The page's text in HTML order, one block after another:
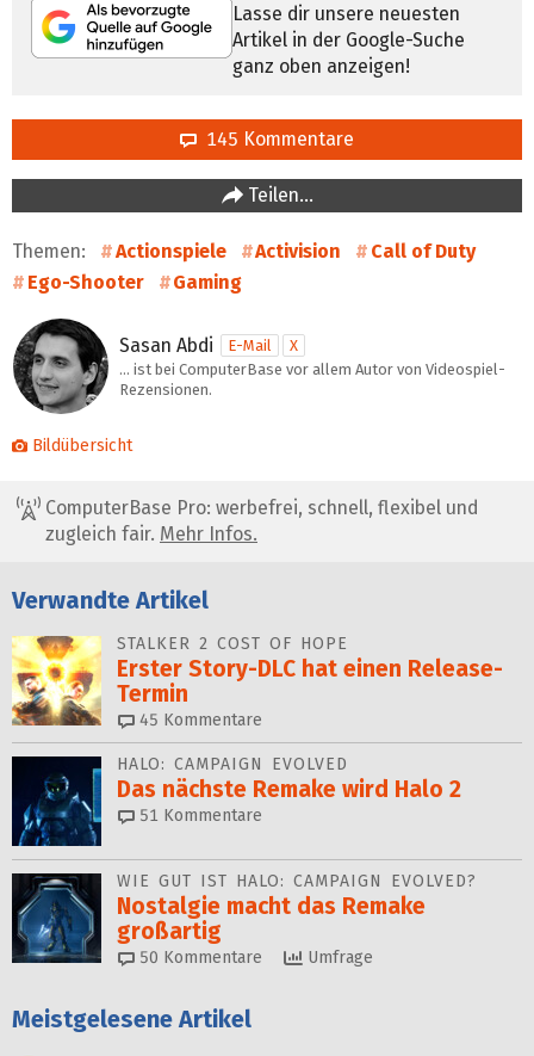
Lasse dir unsere neuesten
Artikel in der Google-Suche
ganz oben anzeigen!
145 Kommentare
Teilen…
Themen: Actionspiele Activision
Call of Duty
Ego-Shooter
Gaming
Sasan Abdi E-Mail
X
… ist bei ComputerBase vor allem Autor von Videospiel-
Rezensionen.
Bildübersicht
ComputerBase Pro: werbefrei, schnell, flexibel und
zugleich fair. Mehr Infos.
Verwandte Artikel
STALKER 2 COST OF HOPE
Erster Story-DLC hat einen Release-
Termin
45 Kommentare
HALO: CAMPAIGN EVOLVED
Das nächste Remake wird Halo 2
51 Kommentare
WIE GUT IST HALO: CAMPAIGN EVOLVED?
Nostalgie macht das Remake
großartig
50 Kommentare Umfrage
Meistgelesene Artikel